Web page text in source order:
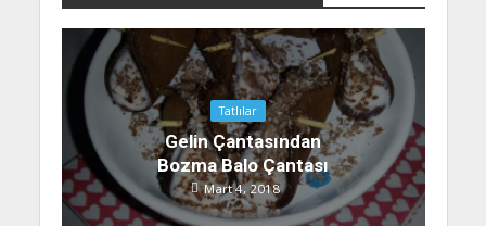
Tatlılar
Gelin Çantasından
Bozma Balo Çantası
Mart 4, 2018